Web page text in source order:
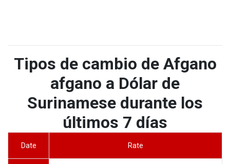
Tipos de cambio de Afgano
afgano a Dólar de
Surinamese durante los
últimos 7 días
Date Rate